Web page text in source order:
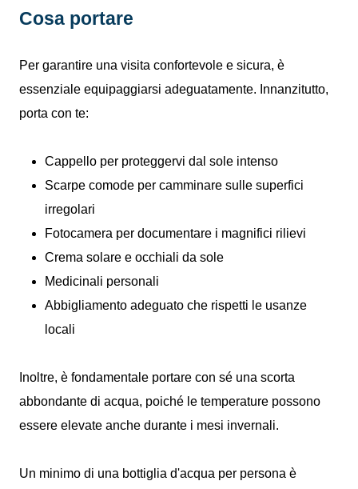
Cosa portare
Per garantire una visita confortevole e sicura, è
essenziale equipaggiarsi adeguatamente. Innanzitutto,
porta con te:
Cappello per proteggervi dal sole intenso
Scarpe comode per camminare sulle superfici
irregolari
Fotocamera per documentare i magnifici rilievi
Crema solare e occhiali da sole
Medicinali personali
Abbigliamento adeguato che rispetti le usanze
locali
Inoltre, è fondamentale portare con sé una scorta
abbondante di acqua, poiché le temperature possono
essere elevate anche durante i mesi invernali.
Un minimo di una bottiglia d'acqua per persona è